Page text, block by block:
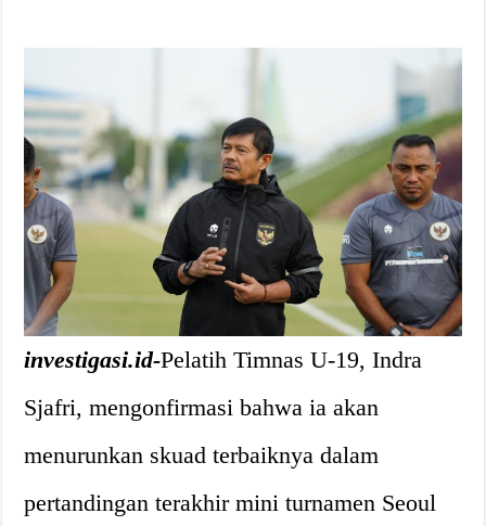
investigasi.id-Pelatih Timnas U-19, Indra
Sjafri, mengonfirmasi bahwa ia akan
menurunkan skuad terbaiknya dalam
pertandingan terakhir mini turnamen Seoul